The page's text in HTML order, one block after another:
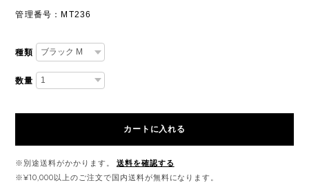
管理番号：MT236
種類
数量
カートに入れる
※別途送料がかかります。
送料を確認する
※¥10,000以上のご注文で国内送料が無料になります。